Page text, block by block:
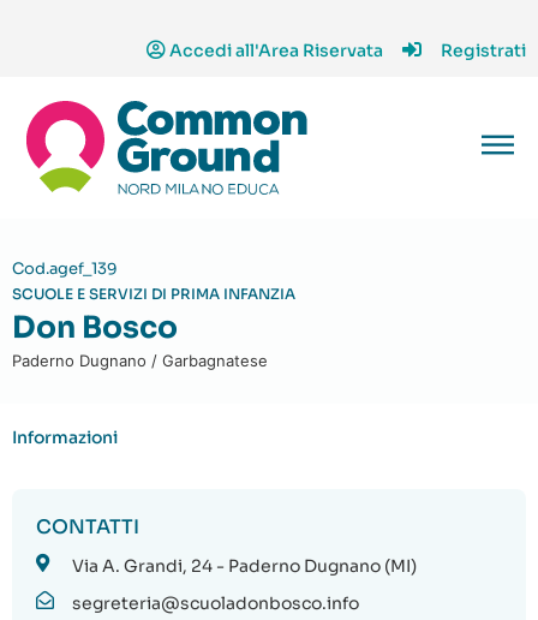
Accedi all'Area Riservata Registrati
Cod.agef_139
SCUOLE E SERVIZI DI PRIMA INFANZIA
Don Bosco
Paderno Dugnano / Garbagnatese
Informazioni
CONTATTI
Via A. Grandi, 24 - Paderno Dugnano (MI)
segreteria@scuoladonbosco.info